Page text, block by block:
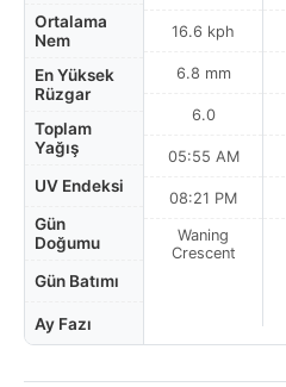
Ortalama
Nem
En Yüksek
Rüzgar
Toplam
Yağış
UV Endeksi
Gün
Doğumu
Gün Batımı
Ay Fazı
16.6 kph
6.8 mm
6.0
05:55 AM
08:21 PM
Waning
Crescent